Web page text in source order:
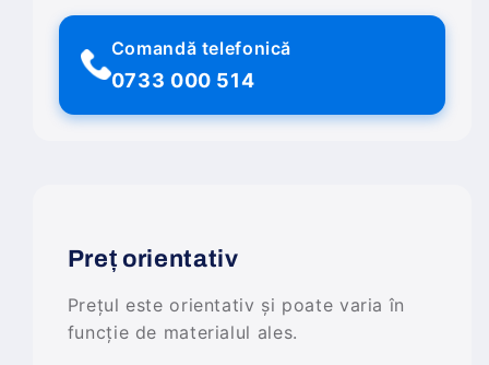
Comandă telefonică
0733 000 514
Preț orientativ
Prețul este orientativ și poate varia în
funcție de materialul ales.